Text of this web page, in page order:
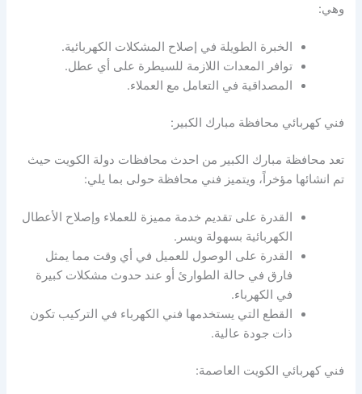
وهي:
الخبرة الطويلة في إصلاح المشكلات الكهربائية.
توافر المعدات اللازمة للسيطرة على أي عطل.
المصداقية في التعامل مع العملاء.
فني كهربائي محافظة مبارك الكبير:
تعد محافظة مبارك الكبير من احدث محافظات دولة الكويت حيث
تم انشائها مؤخراً، ويتميز فني محافظة حولى بما يلي:
القدرة على تقديم خدمة مميزة للعملاء وإصلاح الأعطال
الكهربائية بسهولة ويسر.
القدرة على الوصول للعميل في أي وقت مما يمثل
فارق في حالة الطوارئ أو عند حدوث مشكلات كبيرة
في الكهرباء.
القطع التي يستخدمها فني الكهرباء في التركيب تكون
ذات جودة عالية.
فني كهربائي الكويت العاصمة: